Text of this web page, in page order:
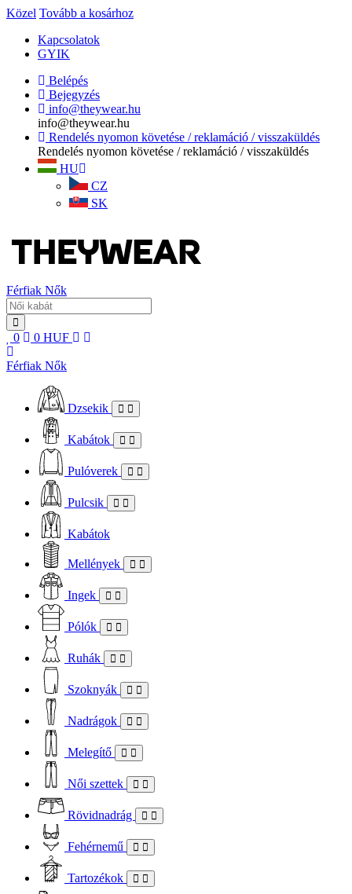
Közel Tovább a kosárhoz
Kapcsolatok
GYIK
Belépés
Bejegyzés
info@theywear.hu
info@theywear.hu
Rendelés nyomon követése / reklamáció / visszaküldés
Rendelés nyomon követése / reklamáció / visszaküldés
HU
CZ
SK
Férfiak Nők
0 0 HUF
Férfiak Nők
Dzsekik
Kabátok
Pulóverek
Pulcsik
Kabátok
Mellények
Ingek
Pólók
Ruhák
Szoknyák
Nadrágok
Melegítő
Női szettek
Rövidnadrág
Fehérnemű
Tartozékok